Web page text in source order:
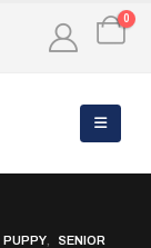
0
PUPPY SENIOR